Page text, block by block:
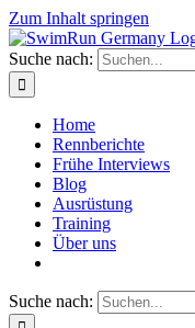
Zum Inhalt springen
Suche nach:
Home
Rennberichte
Frühe Interviews
Blog
Ausrüstung
Training
Über uns
Suche nach: